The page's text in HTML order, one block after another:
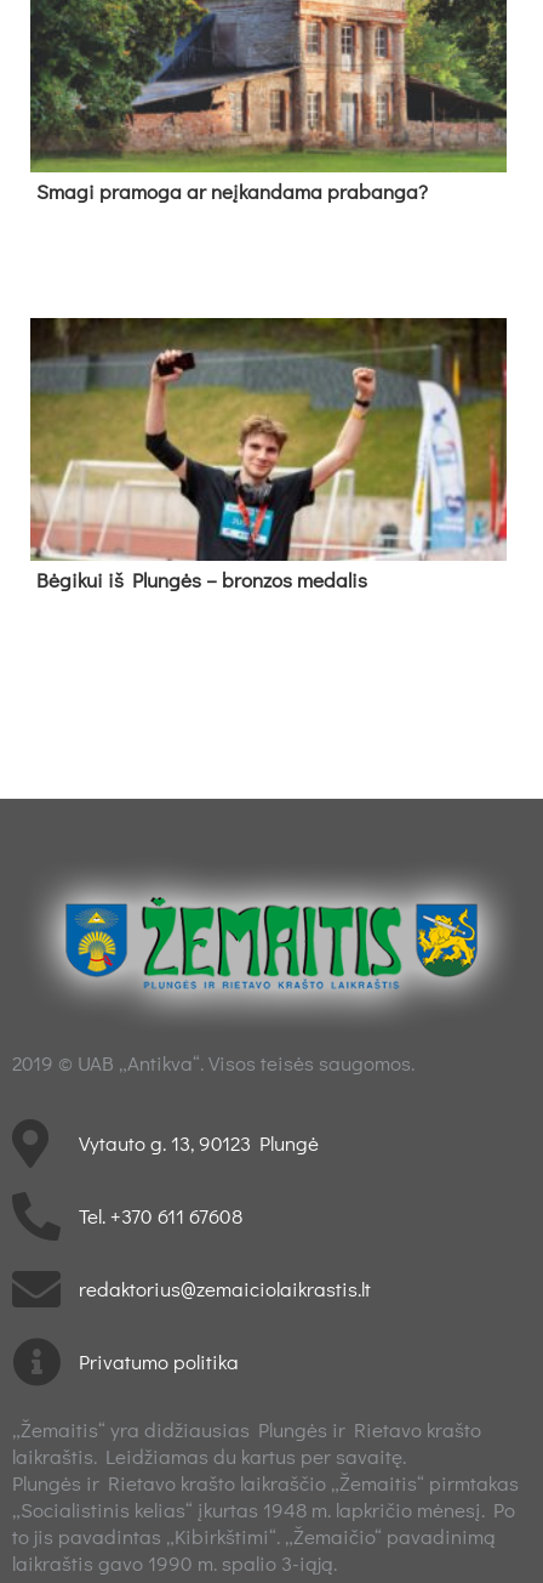
Sma­gi pra­mo­ga ar neį­kan­da­ma pra­ban­ga?
Bė­gi­kui iš Plun­gės – bron­zos me­da­lis
2019 © UAB „Antikva“. Visos teisės saugomos.
Vytauto g. 13, 90123 Plungė
Tel. +370 611 67608
redaktorius@zemaiciolaikrastis.lt
Privatumo politika
„Žemaitis“ yra didžiausias Plungės ir Rietavo krašto
laikraštis. Leidžiamas du kartus per savaitę.
Plungės ir Rietavo krašto laikraščio „Žemaitis“ pirmtakas
„Socialistinis kelias“ įkurtas 1948 m. lapkričio mėnesį. Po
to jis pavadintas „Kibirkštimi“. „Žemaičio“ pavadinimą
laikraštis gavo 1990 m. spalio 3-iąją.